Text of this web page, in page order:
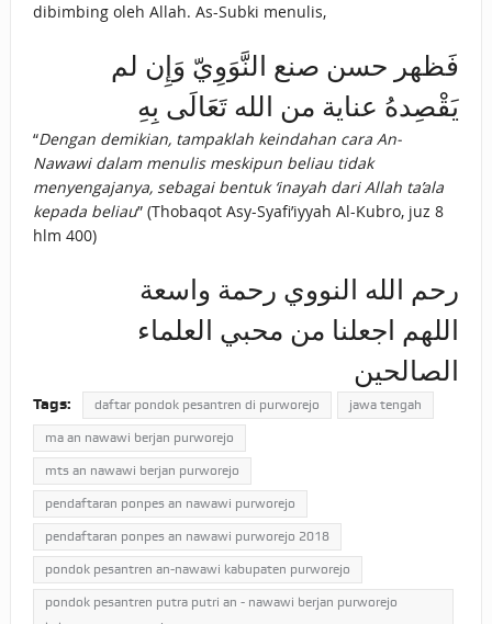
dibimbing oleh Allah. As-Subki menulis,
فَظهر حسن صنع النَّوَوِيّ وَإِن لم
يَقْصِدهُ عناية من الله تَعَالَى بِهِ
“Dengan demikian, tampaklah keindahan cara An-
Nawawi dalam menulis meskipun beliau tidak
menyengajanya, sebagai bentuk ‘inayah dari Allah ta’ala
kepada beliau” (Thobaqot Asy-Syafi’iyyah Al-Kubro, juz 8
hlm 400)
رحم الله النووي رحمة واسعة
اللهم اجعلنا من محبي العلماء
الصالحين
Tags: daftar pondok pesantren di purworejo jawa tengah
ma an nawawi berjan purworejo
mts an nawawi berjan purworejo
pendaftaran ponpes an nawawi purworejo
pendaftaran ponpes an nawawi purworejo 2018
pondok pesantren an-nawawi kabupaten purworejo
pondok pesantren putra putri an - nawawi berjan purworejo